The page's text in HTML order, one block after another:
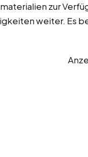
zur
weiter. Es